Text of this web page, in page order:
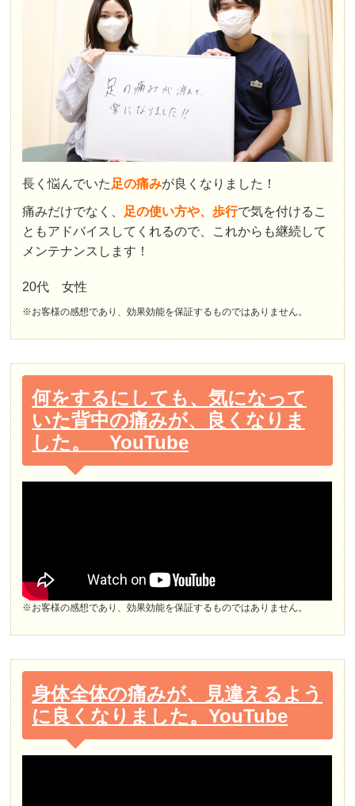
長く悩んでいた 足の痛みが良くなりました！
痛みだけでなく、 足の使い方や、歩行で気を付けるこ
ともアドバイスしてくれるので、これからも継続して
メンテナンスします！
20代 女性
※お客様の感想であり、効果効能を保証するものではありません。
何をするにしても、気になって
いた背中の痛みが、良くなりま
した。 YouTube
※お客様の感想であり、効果効能を保証するものではありません。
身体全体の痛みが、見違えるよう
に良くなりました。YouTube